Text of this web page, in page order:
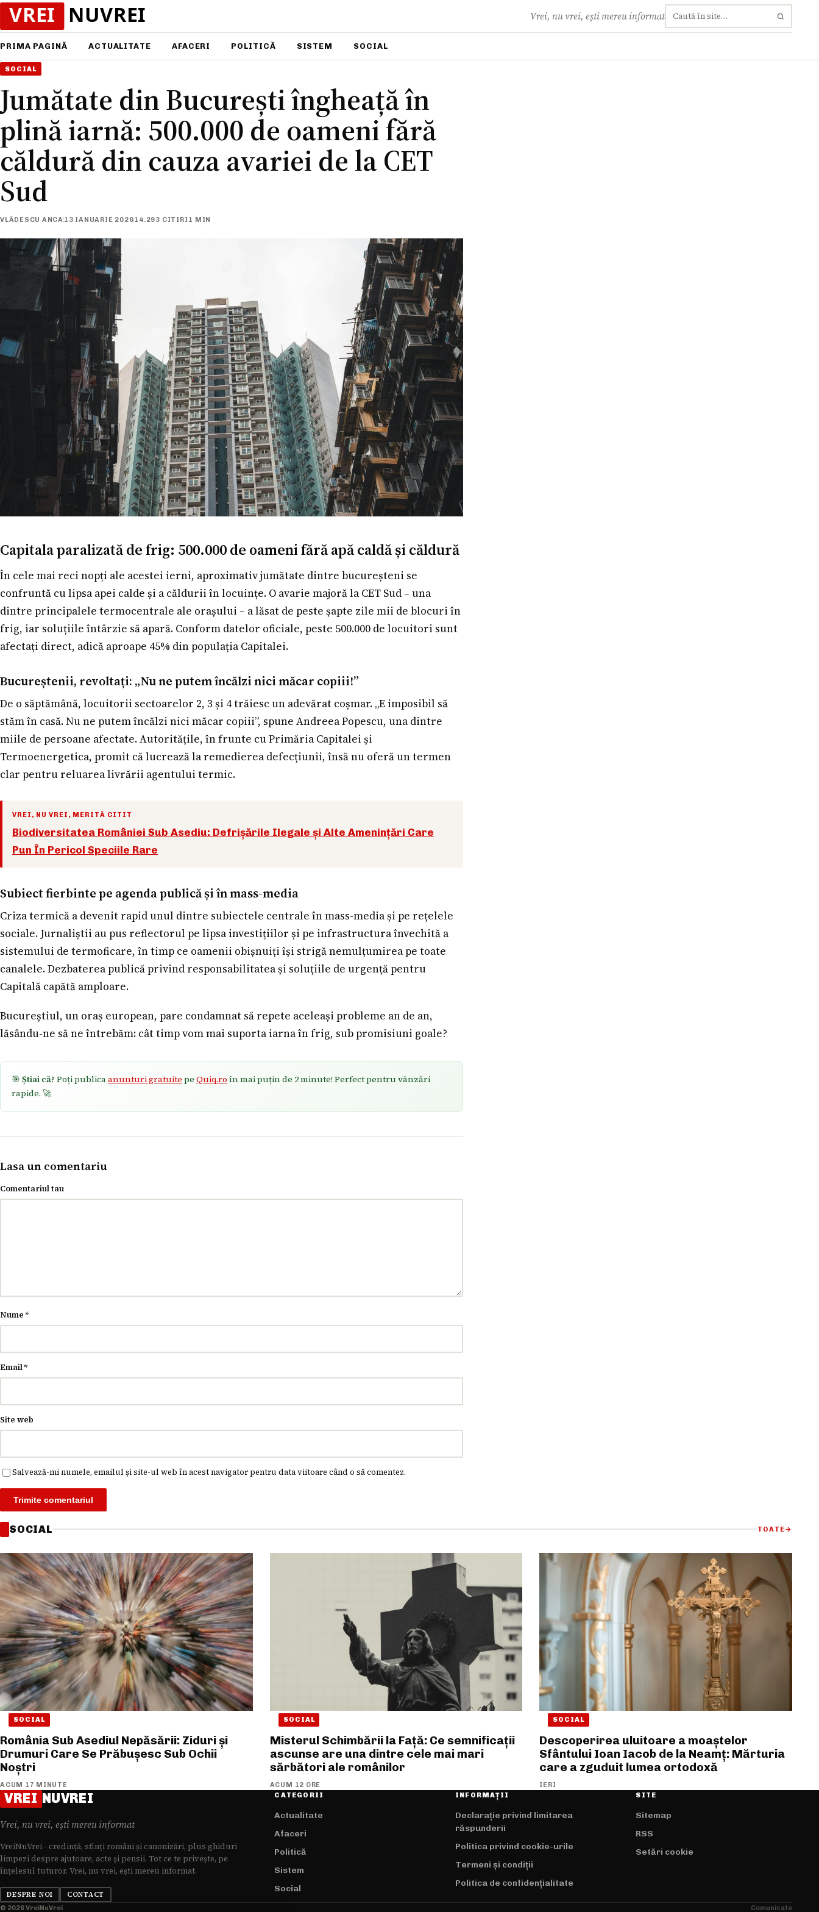
Vrei, nu vrei, ești mereu informat Caută
PRIMA PAGINĂ ACTUALITATE AFACERI POLITICĂ SISTEM SOCIAL
SOCIAL
Jumătate din București îngheață în
plină iarnă: 500.000 de oameni fără
căldură din cauza avariei de la CET
Sud
VLĂDESCU ANCA 13 IANUARIE 202614.293 CITIRI 1 MIN
Capitala paralizată de frig: 500.000 de oameni fără apă caldă și căldură
În cele mai reci nopți ale acestei ierni, aproximativ jumătate dintre bucureșteni se
confruntă cu lipsa apei calde și a căldurii în locuințe. O avarie majoră la CET Sud – una
dintre principalele termocentrale ale orașului – a lăsat de peste șapte zile mii de blocuri în
frig, iar soluțiile întârzie să apară. Conform datelor oficiale, peste 500.000 de locuitori sunt
afectați direct, adică aproape 45% din populația Capitalei.
Bucureștenii, revoltați: „Nu ne putem încălzi nici măcar copiii!”
De o săptămână, locuitorii sectoarelor 2, 3 și 4 trăiesc un adevărat coșmar. „E imposibil să
stăm în casă. Nu ne putem încălzi nici măcar copiii”, spune Andreea Popescu, una dintre
miile de persoane afectate. Autoritățile, în frunte cu Primăria Capitalei și
Termoenergetica, promit că lucrează la remedierea defecțiunii, însă nu oferă un termen
clar pentru reluarea livrării agentului termic.
VREI, NU VREI, MERITĂ CITIT
Biodiversitatea României Sub Asediu: Defrișările Ilegale și Alte Amenințări Care
Pun În Pericol Speciile Rare
Subiect fierbinte pe agenda publică și în mass-media
Criza termică a devenit rapid unul dintre subiectele centrale în mass-media și pe rețelele
sociale. Jurnaliștii au pus reflectorul pe lipsa investițiilor și pe infrastructura învechită a
sistemului de termoficare, în timp ce oamenii obișnuiți își strigă nemulțumirea pe toate
canalele. Dezbaterea publică privind responsabilitatea și soluțiile de urgență pentru
Capitală capătă amploare.
Bucureștiul, un oraș european, pare condamnat să repete aceleași probleme an de an,
lăsându-ne să ne întrebăm: cât timp vom mai suporta iarna în frig, sub promisiuni goale?
🎯 Știai că? Poți publicaanunturi gratuite pe Quiq.ro în mai puțin de 2 minute! Perfect pentru vânzări
rapide. 🚀
Lasa un comentariu
Comentariul tau
Nume*
Email*
Site web
Salvează-mi numele, emailul și site-ul web în acest navigator pentru data viitoare când o să comentez.
SOCIAL TOATE→
SOCIAL
România Sub Asediul Nepăsării: Ziduri și
Drumuri Care Se Prăbușesc Sub Ochii
Noștri
ACUM 17 MINUTE
SOCIAL
Misterul Schimbării la Față: Ce semnificații
ascunse are una dintre cele mai mari
sărbători ale românilor
ACUM 12 ORE
SOCIAL
Descoperirea uluitoare a moaștelor
Sfântului Ioan Iacob de la Neamț: Mărturia
care a zguduit lumea ortodoxă
IERI
VREI NUVREI
Vrei, nu vrei, ești mereu informat
VreiNuVrei - credință, sfinți români și canonizări, plus ghiduri
limpezi despre ajutoare, acte și pensii. Tot ce te privește, pe
înțelesul tuturor. Vrei, nu vrei, ești mereu informat.
DESPRE NOI CONTACT
CATEGORII
Actualitate
Afaceri
Politică
Sistem
Social
INFORMAȚII
Declarație privind limitarea
răspunderii
Politica privind cookie-urile
Termeni și condiții
Politica de confidențialitate
SITE
Sitemap
RSS
Setări cookie
© 2026 VreiNuVrei Comunicate